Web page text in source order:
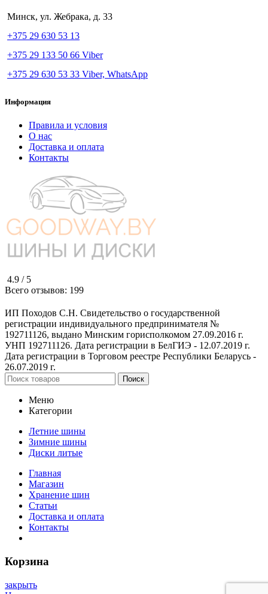
Минск, ул. Жебрака, д. 33
+375 29 630 53 13
+375 29 133 50 66 Viber
+375 29 630 53 33 Viber, WhatsApp
Информация
Правила и условия
О нас
Доставка и оплата
Контакты
4.9 / 5
Всего отзывов: 199
ИП Походов С.Н. Свидетельство о государственной
регистрации индивидуального предпринимателя №
192711126, выдано Минским горисполкомом 27.09.2016 г.
УНП 192711126. Дата регистрации в БелГИЭ - 12.07.2019 г.
Дата регистрации в Торговом реестре Республики Беларусь -
26.07.2019 г.
Поиск
Меню
Категории
Летние шины
Зимние шины
Диски литые
Главная
Магазин
Хранение шин
Статьи
Доставка и оплата
Контакты
Корзина
закрыть